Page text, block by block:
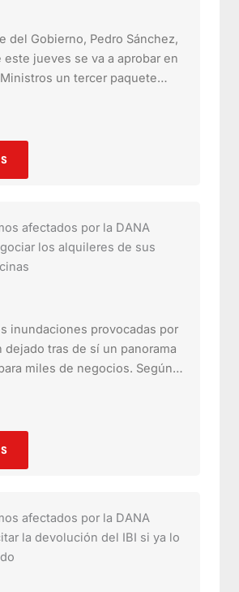
del Gobierno, Pedro Sánchez,
jueves se va a aprobar en
un tercer paquete…
afectados por la DANA
los alquileres de sus
inundaciones provocadas por
dejado tras de sí un panorama
miles de negocios. Según…
afectados por la DANA
la devolución del IBI si ya lo